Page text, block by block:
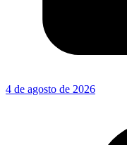
4 de agosto de 2026